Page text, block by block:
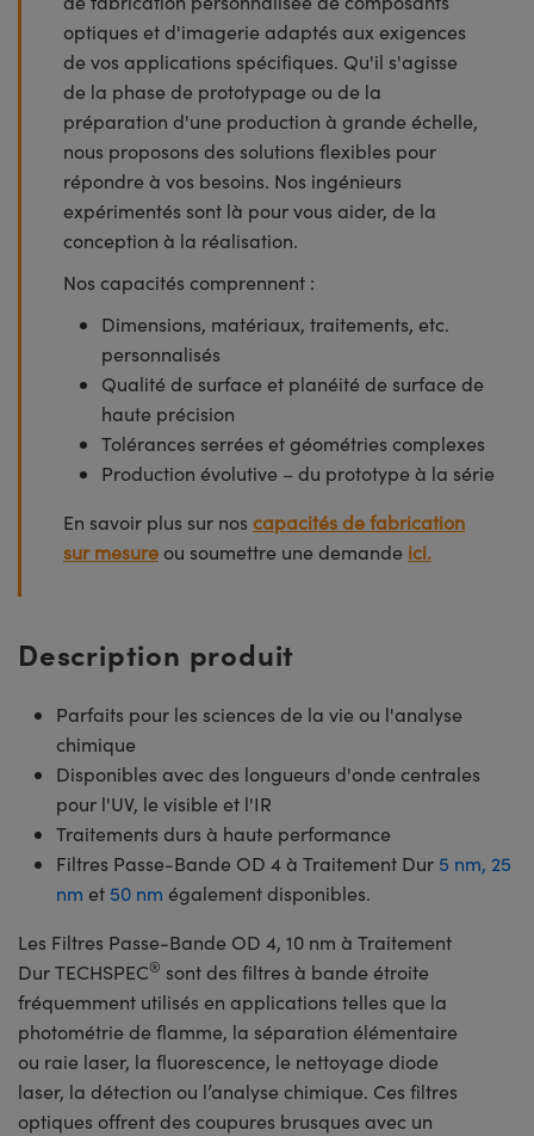
optiques et d'imagerie adaptés aux exigences
de vos applications spécifiques. Qu'il s'agisse
de la phase de prototypage ou de la
préparation d'une production à grande échelle,
nous proposons des solutions flexibles pour
répondre à vos besoins. Nos ingénieurs
expérimentés sont là pour vous aider, de la
conception à la réalisation.
Nos capacités comprennent :
Dimensions, matériaux, traitements, etc.
personnalisés
Qualité de surface et planéité de surface de
haute précision
Tolérances serrées et géométries complexes
Production évolutive – du prototype à la série
En savoir plus sur nos capacités de fabrication
sur mesure ou soumettre une demande ici.
Description produit
Parfaits pour les sciences de la vie ou l'analyse
chimique
Disponibles avec des longueurs d'onde centrales
pour l'UV, le visible et l'IR
Traitements durs à haute performance
Filtres Passe-Bande OD 4 à Traitement Dur 5 nm, 25
nm et 50 nm également disponibles.
Les Filtres Passe-Bande OD 4, 10 nm à Traitement
Dur TECHSPEC® sont des filtres à bande étroite
fréquemment utilisés en applications telles que la
photométrie de flamme, la séparation élémentaire
ou raie laser, la fluorescence, le nettoyage diode
laser, la détection ou l’analyse chimique. Ces filtres
optiques offrent des coupures brusques avec un